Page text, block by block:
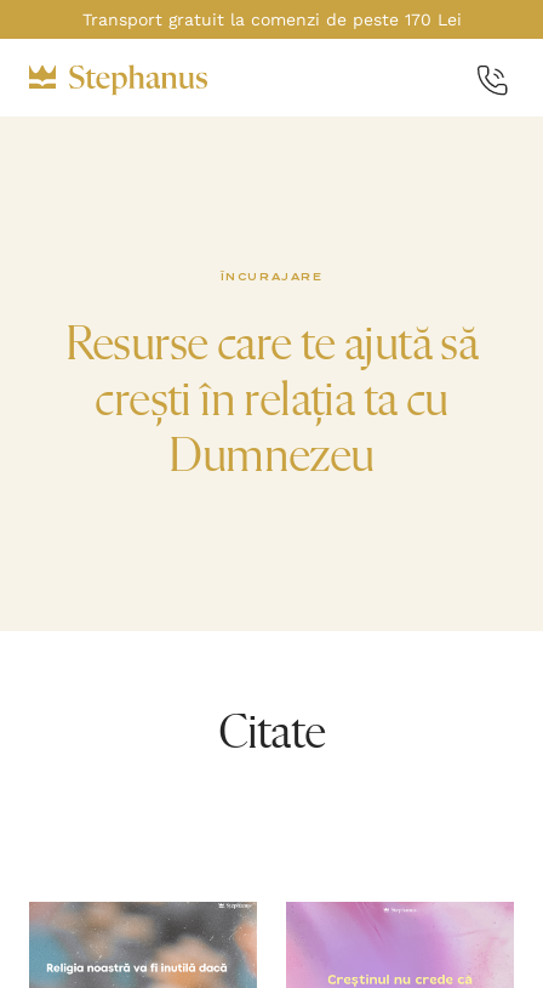
Transport gratuit la comenzi de peste 170 Lei
ÎNCURAJARE
Resurse care te ajută să
crești în relația ta cu
Dumnezeu
Citate